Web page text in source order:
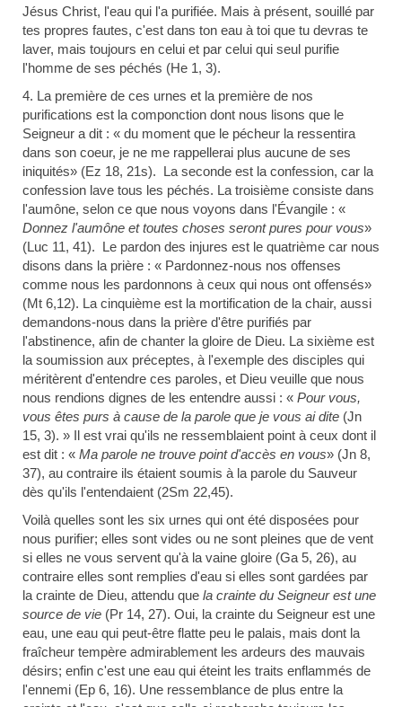
Jésus Christ, l'eau qui l'a purifiée. Mais à présent, souillé par
tes propres fautes, c'est dans ton eau à toi que tu devras te
laver, mais toujours en celui et par celui qui seul purifie
l'homme de ses péchés (He 1, 3).
4. La première de ces urnes et la première de nos
purifications est la componction dont nous lisons que le
Seigneur a dit : « du moment que le pécheur la ressentira
dans son coeur, je ne me rappellerai plus aucune de ses
iniquités» (Ez 18, 21s). La seconde est la confession, car la
confession lave tous les péchés. La troisième consiste dans
l'aumône, selon ce que nous voyons dans l'Évangile : «
Donnez l'aumône et toutes choses seront pures pour vous»
(Luc 11, 41). Le pardon des injures est le quatrième car nous
disons dans la prière : « Pardonnez-nous nos offenses
comme nous les pardonnons à ceux qui nous ont offensés»
(Mt 6,12). La cinquième est la mortification de la chair, aussi
demandons-nous dans la prière d'être purifiés par
l'abstinence, afin de chanter la gloire de Dieu. La sixième est
la soumission aux préceptes, à l'exemple des disciples qui
méritèrent d'entendre ces paroles, et Dieu veuille que nous
nous rendions dignes de les entendre aussi : « Pour vous,
vous êtes purs à cause de la parole que je vous ai dite (Jn
15, 3). » Il est vrai qu'ils ne ressemblaient point à ceux dont il
est dit : « Ma parole ne trouve point d'accès en vous» (Jn 8,
37), au contraire ils étaient soumis à la parole du Sauveur
dès qu'ils l'entendaient (2Sm 22,45).
Voilà quelles sont les six urnes qui ont été disposées pour
nous purifier; elles sont vides ou ne sont pleines que de vent
si elles ne vous servent qu'à la vaine gloire (Ga 5, 26), au
contraire elles sont remplies d'eau si elles sont gardées par
la crainte de Dieu, attendu que la crainte du Seigneur est une
source de vie (Pr 14, 27). Oui, la crainte du Seigneur est une
eau, une eau qui peut-être flatte peu le palais, mais dont la
fraîcheur tempère admirablement les ardeurs des mauvais
désirs; enfin c'est une eau qui éteint les traits enflammés de
l'ennemi (Ep 6, 16). Une ressemblance de plus entre la